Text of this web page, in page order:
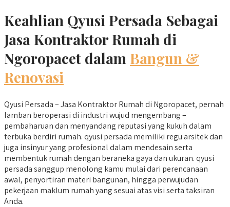
Keahlian Qyusi Persada Sebagai
Jasa Kontraktor Rumah di
Ngoropacet dalam Bangun &
Renovasi
Qyusi Persada – Jasa Kontraktor Rumah di Ngoropacet, pernah
lamban beroperasi di industri wujud mengembang –
pembaharuan dan menyandang reputasi yang kukuh dalam
terbuka berdiri rumah. qyusi persada memiliki regu arsitek dan
juga insinyur yang profesional dalam mendesain serta
membentuk rumah dengan beraneka gaya dan ukuran. qyusi
persada sanggup menolong kamu mulai dari perencanaan
awal, penyortiran materi bangunan, hingga perwujudan
pekerjaan maklum rumah yang sesuai atas visi serta taksiran
Anda.